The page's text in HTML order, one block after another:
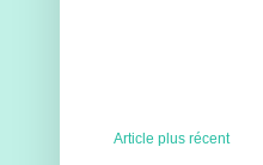
Article plus récent